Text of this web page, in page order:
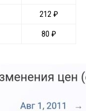
212 ₽
80 ₽